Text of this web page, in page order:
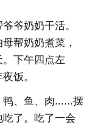
爷奶奶干活。
帮奶奶煮菜，
下午四点左
饭。
鸭、鱼、肉......摆
了。吃了一会